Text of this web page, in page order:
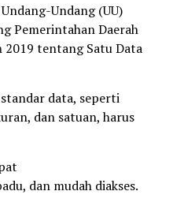
Undang (UU)
Pemerintahan Daerah
2019 tentang Satu Data
data, seperti
dan satuan, harus
dan mudah diakses.